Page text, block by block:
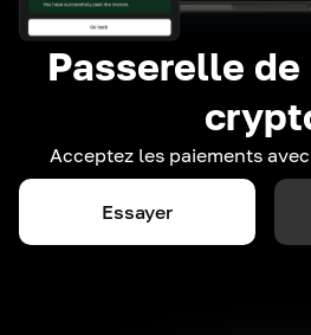
Passerelle
Acceptez les paiements
Essayer